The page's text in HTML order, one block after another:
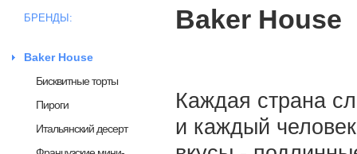
Baker House
Каждая страна
и каждый
БРЕНДЫ:
Baker House
Бисквитные торты
Пироги
Итальянский десерт